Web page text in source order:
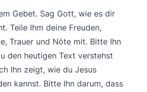
Gebet. Sag Gott, wie es dir
Teile Ihm deine Freuden,
Trauer und Nöte mit. Bitte Ihn
den heutigen Text verstehst
Ihn zeigt, wie du Jesus
kannst. Bitte Ihn darum, dass